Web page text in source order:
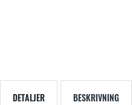
DETALJER BESKRIVNING